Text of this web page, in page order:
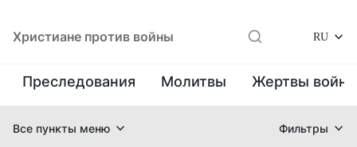
Христиане против войны RU
Преследования Молитвы Жертвы
Все пункты меню Фильтры